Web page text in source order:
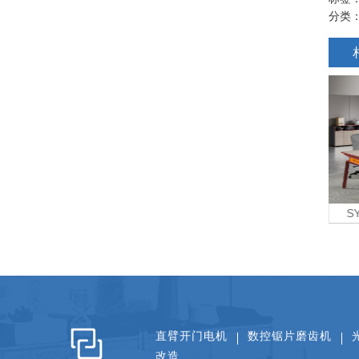
分类
SY-
直臂开门电机 数控锯片磨齿机
改造